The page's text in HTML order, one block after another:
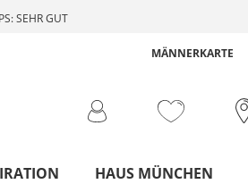
SEHR GUT
MÄNNERKARTE
HAUS MÜNCHEN